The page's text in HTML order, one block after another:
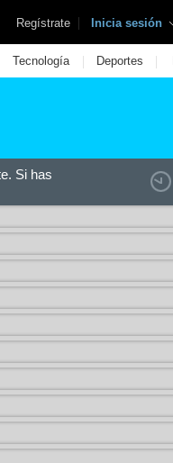
Regístrate | Inicia sesión
Tecnología | Deportes |
Si has